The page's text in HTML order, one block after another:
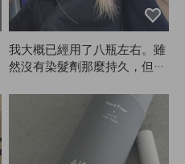
我大概已經用了八瓶左右。雖
然沒有染髮劑那麼持久，但真
成漸層，不會有斑駁，所以我
一直愛用ANAZE。